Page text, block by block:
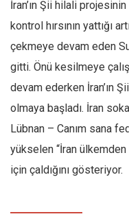
İran’ın Şii hilali
kontrol hırsının yattığı
çekmeye devam eden
gitti. Önü kesilmeye
devam ederken İran’ın
olmaya başladı. İran
Lübnan – Canım sana
yükselen “İran ülkemden
için çaldığını gösteriyor.